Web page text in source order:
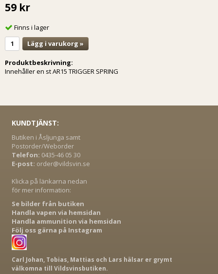
59 kr
Finns i lager
Lägg i varukorg »
Produktbeskrivning:
Innehåller en st AR15 TRIGGER SPRING
KUNDTJÄNST:
Butiken i Åsljunga samt
Postorder/Weborder
Telefon: 0435-46 05 30
E-post: order@vildsvin.se
Klicka på länkarna nedan
för mer information:
Se bilder från butiken
Handla vapen via hemsidan
Handla ammunition via hemsidan
Följ oss gärna på Instagram
Carl Johan, Tobias, Mattias och Lars hälsar er grymt
välkomna till Vildsvinsbutiken.